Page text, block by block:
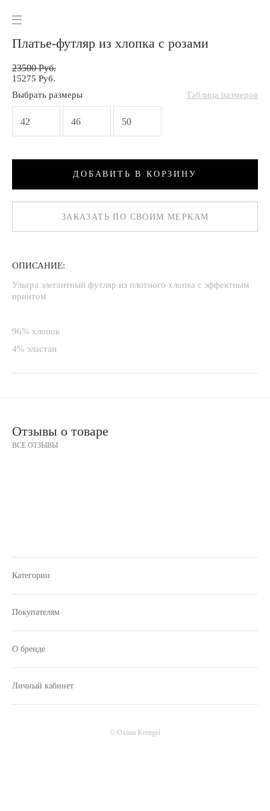
Платье-футляр из хлопка с розами
23500 Руб.
15275 Руб.
Выбрать размеры Таблица размеров
42 46 50
ДОБАВИТЬ В КОРЗИНУ
ЗАКАЗАТЬ ПО СВОИМ МЕРКАМ
ОПИСАНИЕ:
Ультра элегантный футляр из плотного хлопка с эффектным
принтом
96% хлопок
4% эластан
Отзывы о товаре
ВСЕ ОТЗЫВЫ
Категории
Покупателям
О бренде
Личный кабинет
© Oxana Krengel